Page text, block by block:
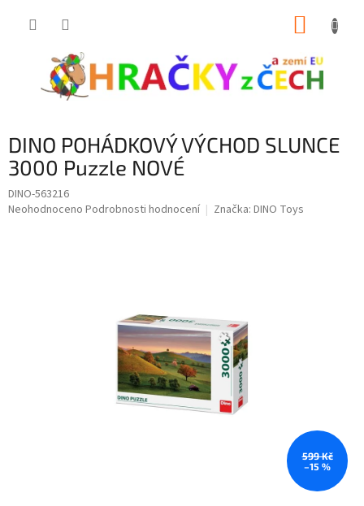
DINO POHÁDKOVÝ VÝCHOD SLUNCE
3000 Puzzle NOVÉ
DINO-563216
Průměrné
Neohodnoceno Podrobnosti hodnocení Značka: DINO Toys
599 Kč
–15 %